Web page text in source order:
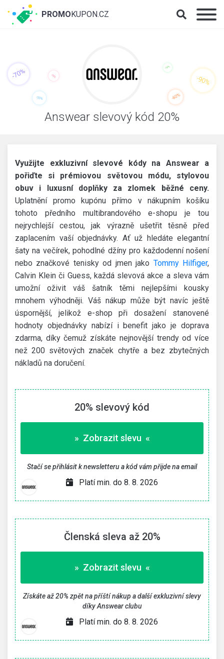
Answear slevový kód 20%
Využijte exkluzivní slevové kódy na Answear a
pořiďte si prémiovou světovou módu, stylovou
obuv i luxusní doplňky za zlomek běžné ceny.
Uplatnění promo kupónu přímo v nákupním košíku
tohoto předního multibrandového e-shopu je tou
nejrychlejší cestou, jak výrazně ušetřit těsně před
zaplacením vaší objednávky. Ať už hledáte elegantní
šaty na večírek, pohodlné džíny pro každodenní nošení
nebo značkové tenisky od jmen jako Tommy Hilfiger,
Calvin Klein či Guess, každá slevová akce a sleva vám
umožní oživit váš šatník těmi nejlepšími kousky
mnohem výhodněji. Váš nákup může být navíc ještě
úspornější, jelikož e-shop při dosažení stanovené
hodnoty objednávky nabízí i benefit jako je doprava
zdarma, díky čemuž získáte nejnovější trendy od více
než 200 světových značek chytře a bez zbytečných
nákladů na doručení.
20% slevový kód
» Zobrazit slevu «
Stačí se přihlásit k newsletteru a kód vám přijde na email
Platí min. do 8. 8. 2026
Členská sleva až 20%
» Zobrazit slevu «
Získáte až 20% zpět na příští nákup a další exkluzivní slevy
díky Answear clubu
Platí min. do 8. 8. 2026
PROMOKUPON.CZ